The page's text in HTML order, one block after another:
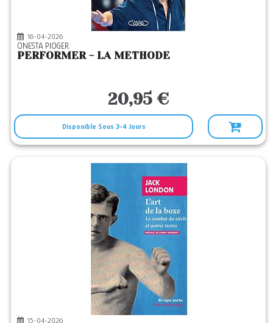
16-04-2026
ONESTA PIOGER
PERFORMER - LA METHODE
20,95 €
Disponible Sous 3-4 Jours
15-04-2026